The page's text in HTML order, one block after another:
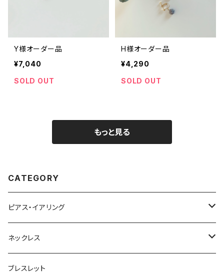
Y様オーダー品
¥7,040
SOLD OUT
H様オーダー品
¥4,290
SOLD OUT
もっと見る
CATEGORY
ピアス・イアリング
ピアス
イヤリング
ネックレス
ロングネックレス
ブレスレット